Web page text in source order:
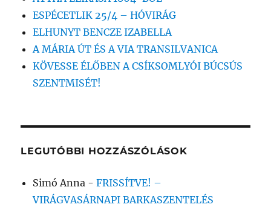
ESPÉCETLIK 25/4 – HÓVIRÁG
ELHUNYT BENCZE IZABELLA
A MÁRIA ÚT ÉS A VIA TRANSILVANICA
KÖVESSE ÉLŐBEN A CSÍKSOMLYÓI BÚCSÚS
SZENTMISÉT!
LEGUTÓBBI HOZZÁSZÓLÁSOK
Simó Anna -FRISSÍTVE! –
VIRÁGVASÁRNAPI BARKASZENTELÉS